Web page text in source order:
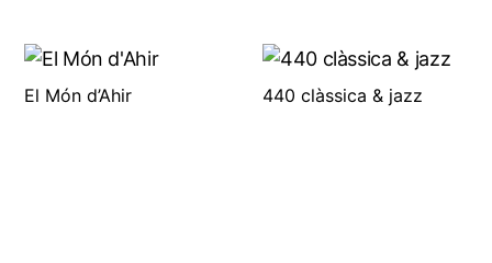
El Món d’Ahir 440 clàssica & jazz